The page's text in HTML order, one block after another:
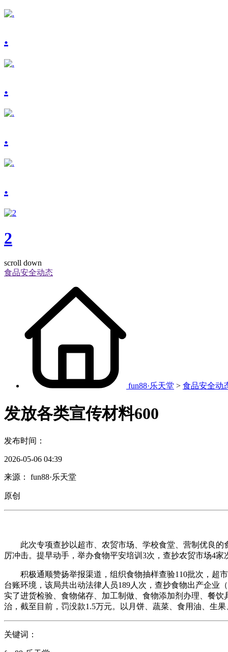
.
.
.
.
2
scroll down
食品安全动态
fun88·乐天堂 > 食品安全动
发放各类宣传材料600
发布时间：
2026-05-06 04:39
来源： fun88·乐天堂
原创
此次专项查抄以超市、农贸市场、学校食堂、营制优良的
厉冲击。提早动手，举办食物平安培训3次，查抄农贸市场4
积极通顺赞扬举报渠道，组织食物抽样查验110批次，超市
台账环境，该局共出动法律人员189人次，查抄食物出产企业
实了进货检验、食物储存、加工制做、食物添加剂办理、餐
治，截至目前，罚没款1.5万元。以月饼、蔬菜、食用油、生
关键词：